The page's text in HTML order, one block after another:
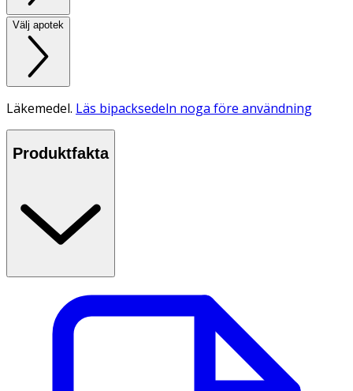
Välj apotek
Läkemedel. Läs bipacksedeln noga före användning
Produktfakta